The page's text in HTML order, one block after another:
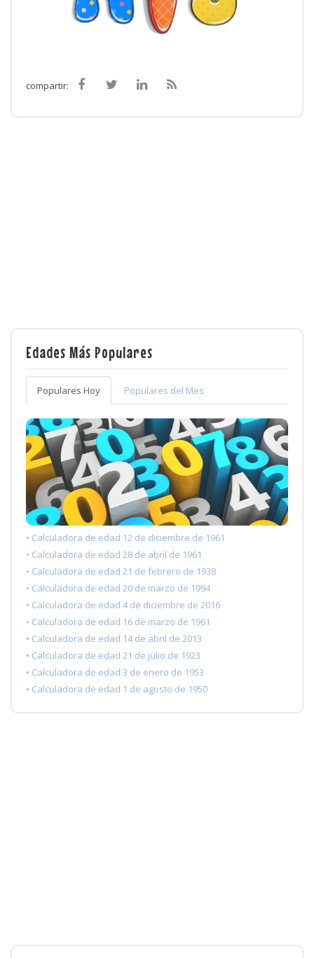
compartir:
Edades Más Populares
Populares Hoy Populares del Mes
• Calculadora de edad 12 de diciembre de 1961
• Calculadora de edad 28 de abril de 1961
• Calculadora de edad 21 de febrero de 1938
• Calculadora de edad 20 de marzo de 1994
• Calculadora de edad 4 de diciembre de 2016
• Calculadora de edad 16 de marzo de 1961
• Calculadora de edad 14 de abril de 2013
• Calculadora de edad 21 de julio de 1923
• Calculadora de edad 3 de enero de 1953
• Calculadora de edad 1 de agosto de 1950